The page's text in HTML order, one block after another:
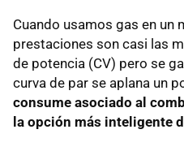
Cuando usamos gas en un
prestaciones son casi las
de potencia (CV) pero se
curva de par se aplana un
consume asociado al
la opción más inteligente